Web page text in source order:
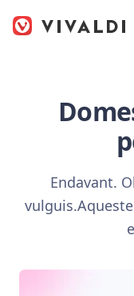
Endavant.
vulguis.